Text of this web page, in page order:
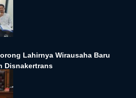
Lahirnya Wirausaha Baru
Disnakertrans